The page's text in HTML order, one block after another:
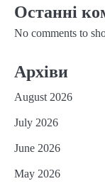
Останні
No comments to
Архіви
August 2026
July 2026
June 2026
May 2026